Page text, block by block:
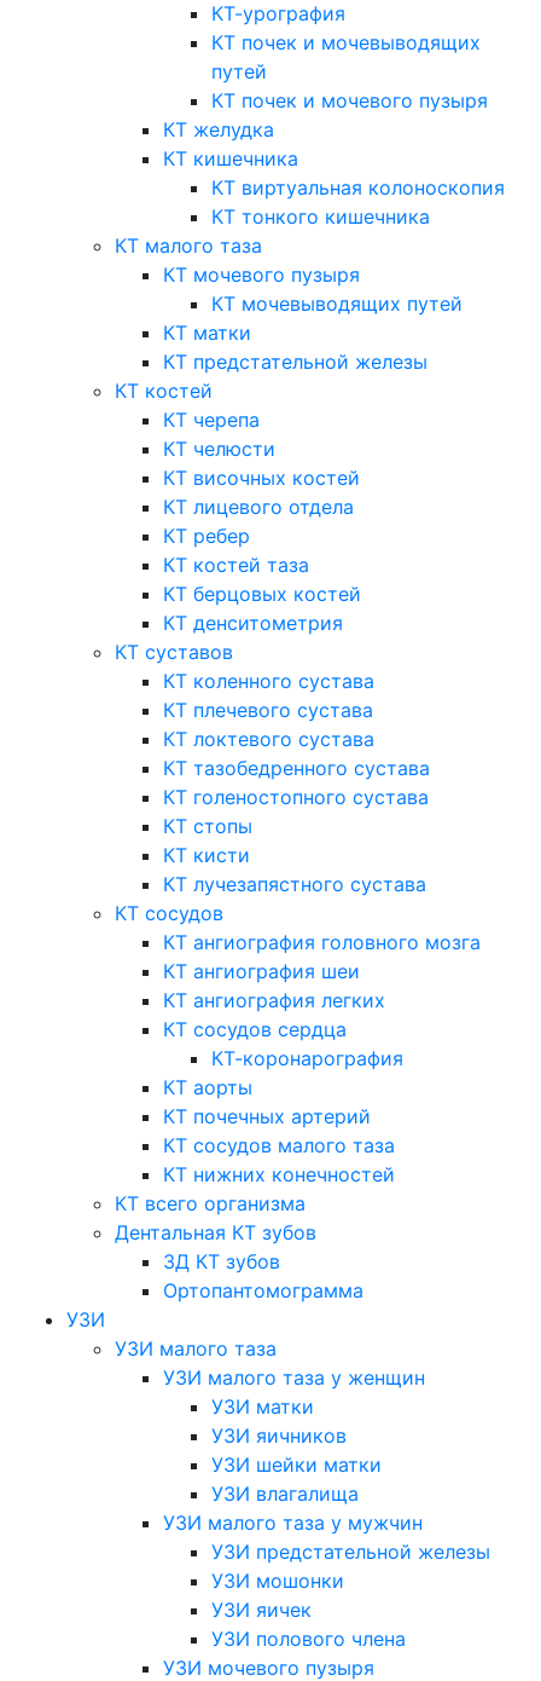
КТ-урография
КТ почек и мочевыводящих
путей
КТ почек и мочевого пузыря
КТ желудка
КТ кишечника
КТ виртуальная колоноскопия
КТ тонкого кишечника
КТ малого таза
КТ мочевого пузыря
КТ мочевыводящих путей
КТ матки
КТ предстательной железы
КТ костей
КТ черепа
КТ челюсти
КТ височных костей
КТ лицевого отдела
КТ ребер
КТ костей таза
КТ берцовых костей
КТ денситометрия
КТ суставов
КТ коленного сустава
КТ плечевого сустава
КТ локтевого сустава
КТ тазобедренного сустава
КТ голеностопного сустава
КТ стопы
КТ кисти
КТ лучезапястного сустава
КТ сосудов
КТ ангиография головного мозга
КТ ангиография шеи
КТ ангиография легких
КТ сосудов сердца
КТ-коронарография
КТ аорты
КТ почечных артерий
КТ сосудов малого таза
КТ нижних конечностей
КТ всего организма
Дентальная КТ зубов
3Д КТ зубов
Ортопантомограмма
УЗИ
УЗИ малого таза
УЗИ малого таза у женщин
УЗИ матки
УЗИ яичников
УЗИ шейки матки
УЗИ влагалища
УЗИ малого таза у мужчин
УЗИ предстательной железы
УЗИ мошонки
УЗИ яичек
УЗИ полового члена
УЗИ мочевого пузыря